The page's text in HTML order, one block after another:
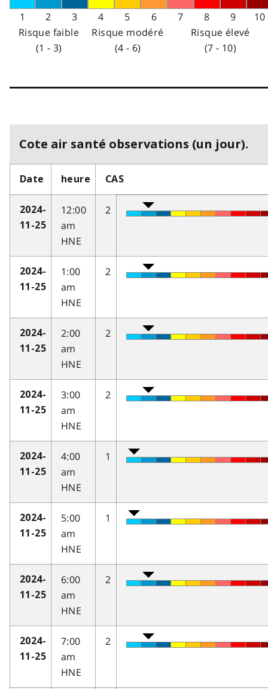
1 2 3 4 5 6 7 8 9
10
Risque faible
(1 - 3)
Risque modéré
(4 - 6)
Risque élevé
(7 - 10)
Cote air santé observations (un jour).
Date heure CAS
2024-
11-25
12:00
am
HNE
2
2024-
11-25
1:00
am
HNE
2
2024-
11-25
2:00
am
HNE
2
2024-
11-25
3:00
am
HNE
2
2024-
11-25
4:00
am
HNE
1
2024-
11-25
5:00
am
HNE
1
2024-
11-25
6:00
am
HNE
2
2024-
11-25
7:00
am
HNE
2